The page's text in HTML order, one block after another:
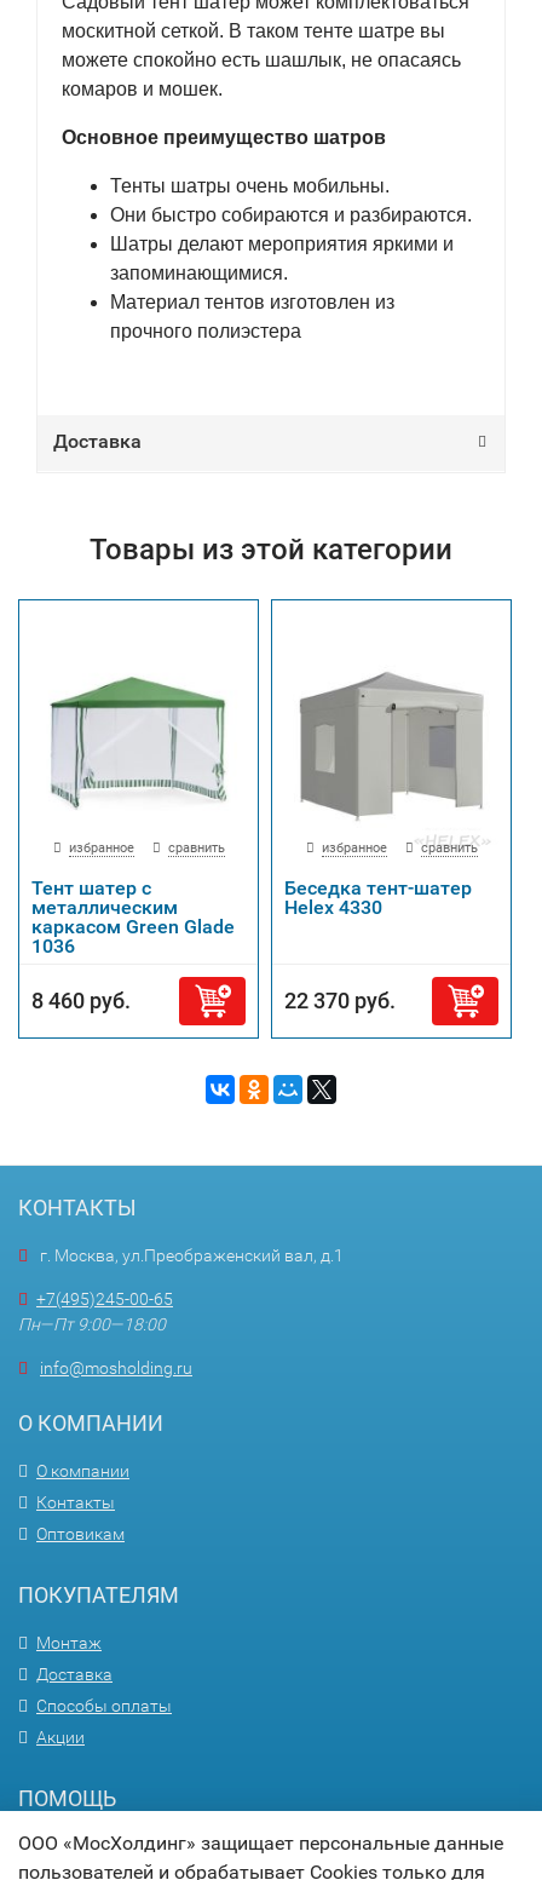
москитной сеткой. В таком тенте шатре вы
можете спокойно есть шашлык, не опасаясь
комаров и мошек.
Основное преимущество шатров
Тенты шатры очень мобильны.
Они быстро собираются и разбираются.
Шатры делают мероприятия яркими и
запоминающимися.
Материал тентов изготовлен из
прочного полиэстера
Доставка
Товары из этой категории
избранное сравнить
Тент шатер с
металлическим
каркасом Green Glade
1036
8 460 руб.
избранное сравнить
Беседка тент-шатер
Helex 4330
22 370 руб.
КОНТАКТЫ
г. Москва, ул.Преображенский вал, д.1
+7(495)245-00-65
Пн—Пт 9:00—18:00
info@mosholding.ru
О КОМПАНИИ
О компании
Контакты
Оптовикам
ПОКУПАТЕЛЯМ
Монтаж
Доставка
Способы оплаты
Акции
ПОМОЩЬ
Вопрос-ответ
ООО «МосХолдинг» защищает персональные данные
пользователей и обрабатывает Cookies только для